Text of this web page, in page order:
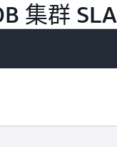
集群 SLA